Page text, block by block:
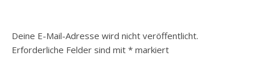
Deine E-Mail-Adresse wird nicht veröffentlicht.
Erforderliche Felder sind mit * markiert